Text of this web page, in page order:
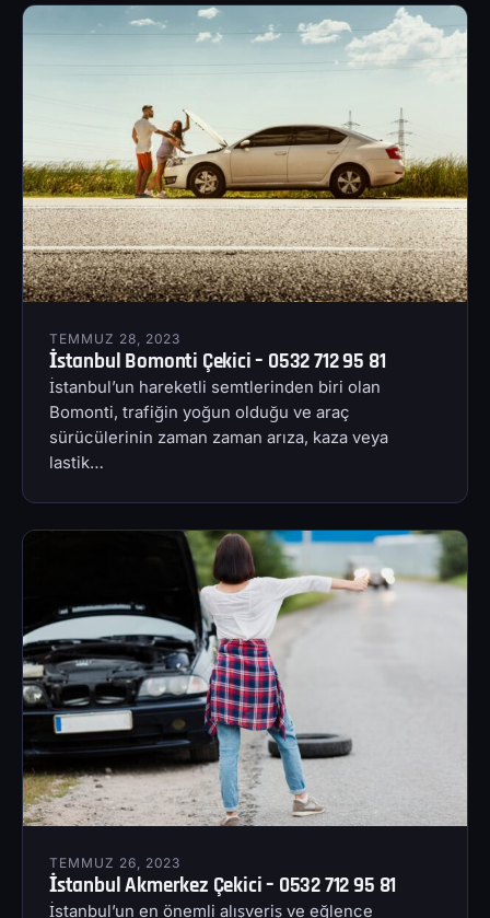
TEMMUZ 28, 2023
İstanbul Bomonti Çekici – 0532 712 95 81
İstanbul’un hareketli semtlerinden biri olan
Bomonti, trafiğin yoğun olduğu ve araç
sürücülerinin zaman zaman arıza, kaza veya
lastik…
TEMMUZ 26, 2023
İstanbul Akmerkez Çekici – 0532 712 95 81
İstanbul’un en önemli alışveriş ve eğlence